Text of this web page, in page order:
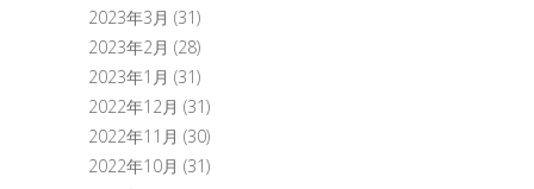
2023年3月 (31)
2023年2月 (28)
2023年1月 (31)
2022年12月 (31)
2022年11月 (30)
2022年10月 (31)